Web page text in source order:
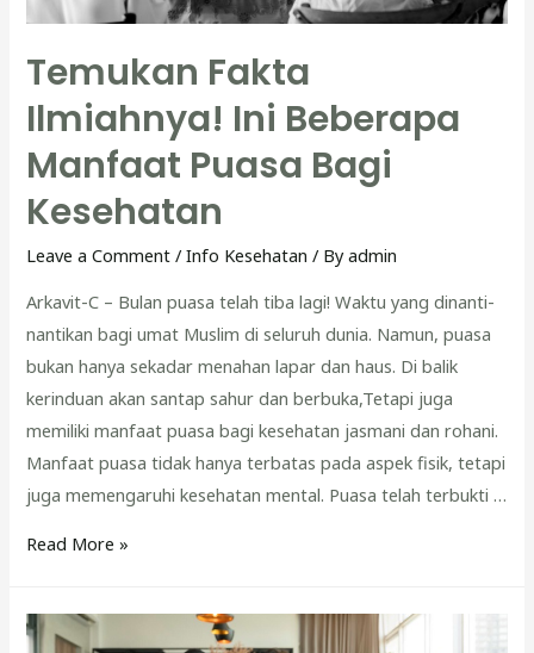
Temukan Fakta
Ilmiahnya! Ini Beberapa
Manfaat Puasa Bagi
Kesehatan
Leave a Comment /Info Kesehatan / Byadmin
Arkavit-C – Bulan puasa telah tiba lagi! Waktu yang dinanti-
nantikan bagi umat Muslim di seluruh dunia. Namun, puasa
bukan hanya sekadar menahan lapar dan haus. Di balik
kerinduan akan santap sahur dan berbuka,Tetapi juga
memiliki manfaat puasa bagi kesehatan jasmani dan rohani.
Manfaat puasa tidak hanya terbatas pada aspek fisik, tetapi
juga memengaruhi kesehatan mental. Puasa telah terbukti …
Temukan
Ini
Read More »